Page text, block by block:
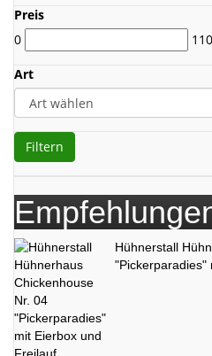
Preis
0
Art
Filtern
Hühnerstall
"Pickerparadies"